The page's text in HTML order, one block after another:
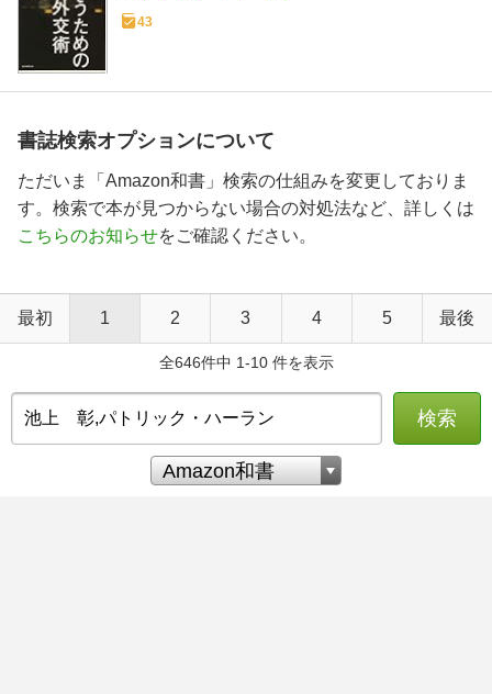
43
書誌検索オプションについて
ただいま「Amazon和書」検索の仕組みを変更しておりま
す。検索で本が見つからない場合の対処法など、詳しくは
こちらのお知らせをご確認ください。
最初 1 2 3 4 5 最後
全646件中 1-10 件を表示
検索